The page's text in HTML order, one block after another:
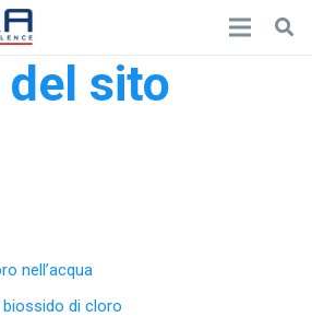
del sito
nell’acqua
di cloro